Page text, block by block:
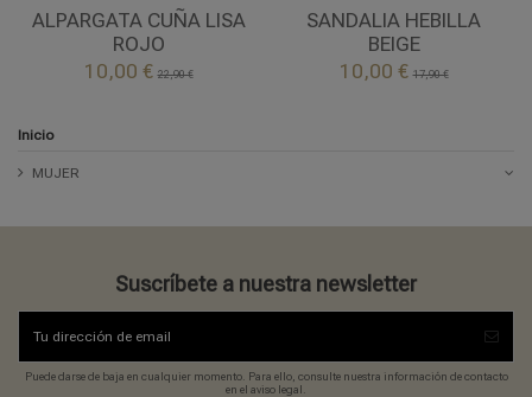
ALPARGATA CUÑA LISA
ROJO
10,00 €22,90 €
ROJO
 Añadir al carrito
SANDALIA HEBILLA
BEIGE
10,00 €17,90 €
BEIGE
 Añadir al carrito
Inicio
MUJER
Suscríbete a nuestra newsletter
Puede darse de baja en cualquier momento. Para ello, consulte nuestra información de contacto
en el aviso legal.